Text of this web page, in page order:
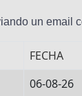
un email
FECHA
06-08-26